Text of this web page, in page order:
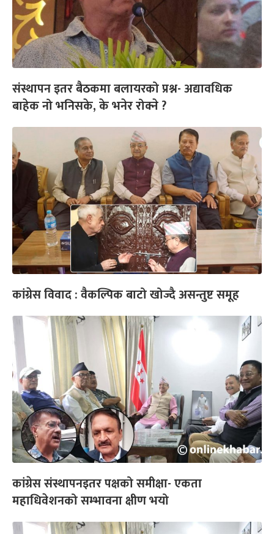
संस्थापन इतर बैठकमा बलायरको प्रश्न- अद्यावधिक
बाहेक नो भनिसके, के भनेर रोक्ने ?
कांग्रेस विवाद : वैकल्पिक बाटो खोज्दै असन्तुष्ट समूह
कांग्रेस संस्थापनइतर पक्षको समीक्षा- एकता
महाधिवेशनको सम्भावना क्षीण भयो